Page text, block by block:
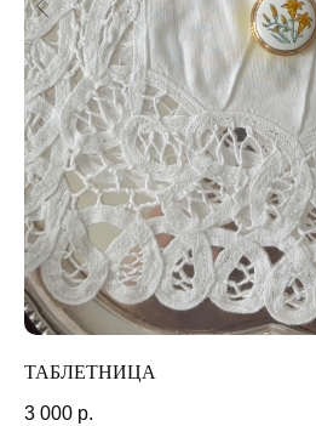
ТАБЛЕТНИЦА
3 000 р.
PINTEREST
TELEGRAM
WHAT`S APP
*Признана экстремистской
организацией и запрещена в РФ
INSTAGRAM*
РАЗРАБОТКА САЙТА